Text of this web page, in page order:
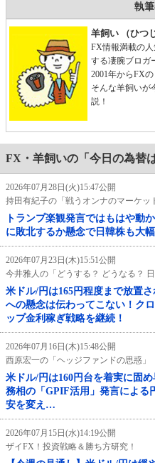
執
羊飼い （ひつ
FX情報満載の
する凄腕ブロガ
2001年からFX
そんな羊飼いが
説！
FX・羊飼いの「今日の為替
2026年07月28日(火)15:47公開
持田有紀子の「戦うオンナのマーケッ
トランプ楽観発言ではもはや動
に敗北するか懸念で日韓株も大
2026年07月23日(木)15:51公開
今井雅人の「どうする？ どうなる？
米ドル/円は165円程度まで放置
への懸念は伝わってこない！ク
ップ金利稼ぎ戦略を継続！
2026年07月16日(木)15:48公開
西原宏一の「ヘッジファンドの思惑」
米ドル/円は160円台を着実に固
務相の「GPIF活用」発言による
安を変え…
2026年07月15日(水)14:19公開
ザイFX！投資戦略＆勝ち方研究！